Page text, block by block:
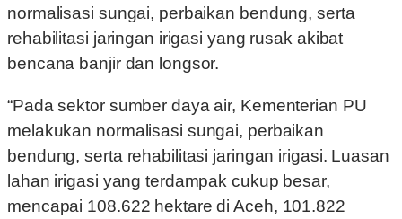
normalisasi sungai, perbaikan bendung, serta
rehabilitasi jaringan irigasi yang rusak akibat
bencana banjir dan longsor.
“Pada sektor sumber daya air, Kementerian PU
melakukan normalisasi sungai, perbaikan
bendung, serta rehabilitasi jaringan irigasi. Luasan
lahan irigasi yang terdampak cukup besar,
mencapai 108.622 hektare di Aceh, 101.822